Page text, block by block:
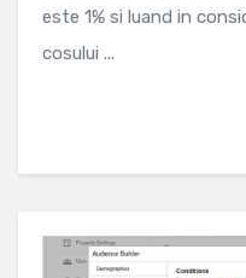
este 1% si luand in
cosului ...